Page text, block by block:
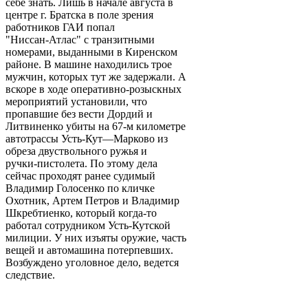
центре г. Братска в поле зрения
работников ГАИ попал
"Ниссан-Атлас" с транзитными
номерами, выданными в Киренском
районе. В машине находились трое
мужчин, которых тут же задержали. А
вскоре в ходе оперативно-розыскных
мероприятий установили, что
пропавшие без вести Дордий и
Литвиненко убиты на 67-м километре
автотрассы Усть-Кут—Марково из
обреза двуствольного ружья и
ручки-пистолета. По этому дела
сейчас проходят ранее судимый
Владимир Голосенко по кличке
Охотник, Артем Петров и Владимир
Шкребтиенко, который когда-то
работал сотрудником Усть-Кутской
милиции. У них изъяты оружие, часть
вещей и автомашина потерпевших.
Возбуждено уголовное дело, ведется
следствие.